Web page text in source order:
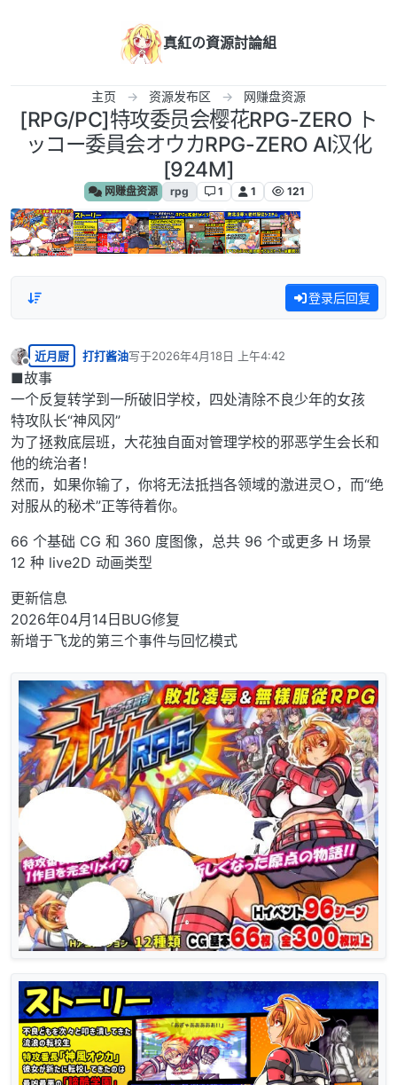
真紅の資源討論組
主页 资源发布区 网赚盘资源
[RPG/PC]特攻委员会樱花RPG-ZERO ト
ッコー委員会オウカRPG-ZERO AI汉化
[924M]
网赚盘资源 rpg 1 1 121
登录后回复
离线
近月厨 打打酱油写于2026年4月18日 上午4:42
最后由 编辑
■故事
一个反复转学到一所破旧学校，四处清除不良少年的女孩
特攻队长“神风冈”
为了拯救底层班，大花独自面对管理学校的邪恶学生会长和
他的统治者！
然而，如果你输了，你将无法抵挡各领域的激进灵○，而“绝
对服从的秘术”正等待着你。
66 个基础 CG 和 360 度图像，总共 96 个或更多 H 场景
12 种 live2D 动画类型
更新信息
2026年04月14日BUG修复
新增于飞龙的第三个事件与回忆模式